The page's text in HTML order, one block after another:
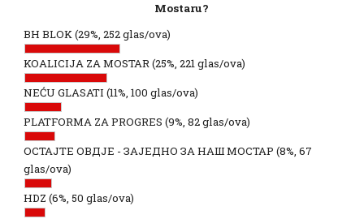
Mostaru?
BH BLOK(29%, 252 glas/ova)
KOALICIJA ZA MOSTAR(25%, 221 glas/ova)
NEĆU GLASATI (11%, 100 glas/ova)
PLATFORMA ZA PROGRES (9%, 82 glas/ova)
ОСТАЈТЕ ОВДЈЕ - ЗАЈЕДНО ЗА НАШ МОСТАР (8%, 67
glas/ova)
HDZ (6%, 50 glas/ova)